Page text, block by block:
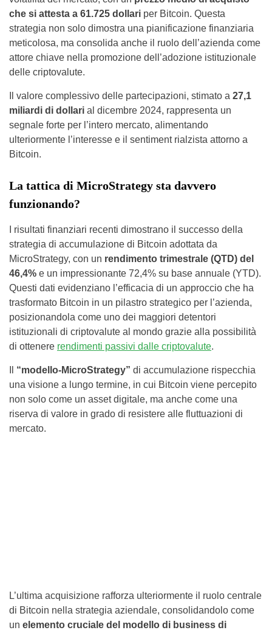
che si attesta a 61.725 dollari per Bitcoin. Questa
strategia non solo dimostra una pianificazione finanziaria
meticolosa, ma consolida anche il ruolo dell’azienda come
attore chiave nella promozione dell’adozione istituzionale
delle criptovalute.
Il valore complessivo delle partecipazioni, stimato a 27,1
miliardi di dollari al dicembre 2024, rappresenta un
segnale forte per l’intero mercato, alimentando
ulteriormente l’interesse e il sentiment rialzista attorno a
Bitcoin.
La tattica di MicroStrategy sta davvero
funzionando?
I risultati finanziari recenti dimostrano il successo della
strategia di accumulazione di Bitcoin adottata da
MicroStrategy, con un rendimento trimestrale (QTD) del
46,4% e un impressionante 72,4% su base annuale (YTD).
Questi dati evidenziano l’efficacia di un approccio che ha
trasformato Bitcoin in un pilastro strategico per l’azienda,
posizionandola come uno dei maggiori detentori
istituzionali di criptovalute al mondo grazie alla possibilità
di ottenere rendimenti passivi dalle criptovalute.
“modello-MicroStrategy” di accumulazione rispecchia
una visione a lungo termine, in cui Bitcoin viene percepito
non solo come un asset digitale, ma anche come una
riserva di valore in grado di resistere alle fluttuazioni di
mercato.
L’ultima acquisizione rafforza ulteriormente il ruolo centrale
di Bitcoin nella strategia aziendale, consolidandolo come
un elemento cruciale del modello di business di